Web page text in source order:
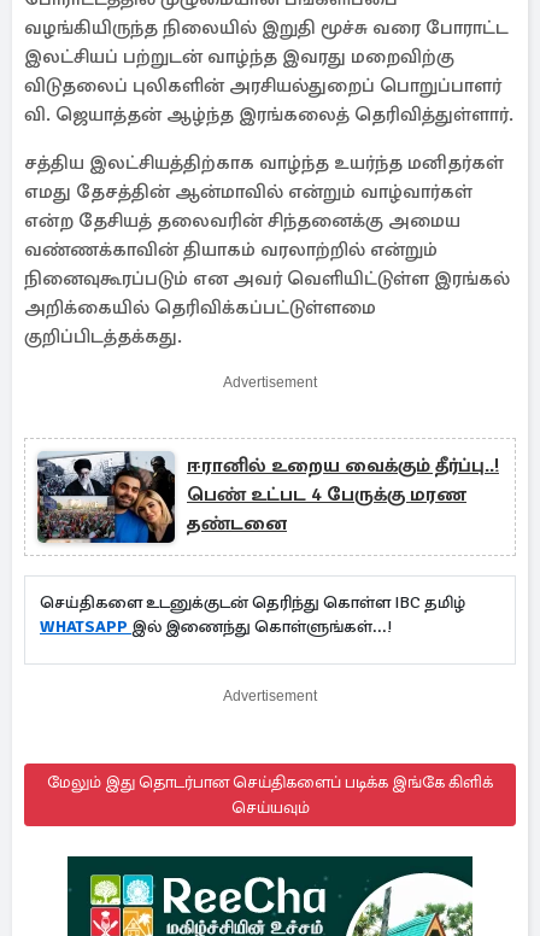
வழங்கியிருந்த நிலையில் இறுதி மூச்சு வரை போராட்ட
இலட்சியப் பற்றுடன் வாழ்ந்த இவரது மறைவிற்கு
விடுதலைப் புலிகளின் அரசியல்துறைப் பொறுப்பாளர்
வி. ஜெயாத்தன் ஆழ்ந்த இரங்கலைத் தெரிவித்துள்ளார்.
சத்திய இலட்சியத்திற்காக வாழ்ந்த உயர்ந்த மனிதர்கள்
எமது தேசத்தின் ஆன்மாவில் என்றும் வாழ்வார்கள்
என்ற தேசியத் தலைவரின் சிந்தனைக்கு அமைய
வண்ணக்காவின் தியாகம் வரலாற்றில் என்றும்
நினைவுகூரப்படும் என அவர் வெளியிட்டுள்ள இரங்கல்
அறிக்கையில் தெரிவிக்கப்பட்டுள்ளமை
குறிப்பிடத்தக்கது.
Advertisement
ஈரானில் உறைய வைக்கும் தீர்ப்பு..!
பெண் உட்பட 4 பேருக்கு மரண
தண்டனை
செய்திகளை உடனுக்குடன் தெரிந்து கொள்ள IBC தமிழ்
WHATSAPP இல் இணைந்து கொள்ளுங்கள்...!
Advertisement
மேலும் இது தொடர்பான செய்திகளைப் படிக்க இங்கே கிளிக்
செய்யவும்